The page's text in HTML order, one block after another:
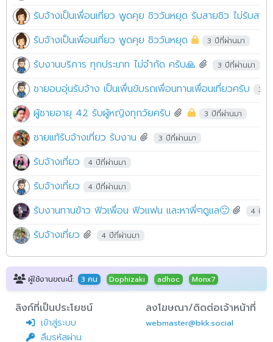
รับจ้างเป็นเพื่อนเที่ยว พูดคุย ชิววันหยุด รับสายชิว ไม่รับสาย
รับจ้างเป็นเพื่อนเที่ยว พูดคุย ชิววันหยุด
3 ปีที่ผ่านมา
รับงานบริการ ทุกประเภท ไม่จำกัด ครับ🙏 3 ปีที่ผ่านมา
ชายอบอุ่นรับจ้าง เป็นเพื่ินขับรถเพื่อนทานเพื่อนเที่ยวครับ 3 ปี
ผู้ชายอายุ 42 รับผู้หญิงทุกวัยครับ 3 ปีที่ผ่านมา
ชายเเท้รับจ้างเที่ยว รับงาน 3 ปีที่ผ่านมา
รับจ้างเที่ยว 4 ปีที่ผ่านมา
รับจ้างเที่ยว 4 ปีที่ผ่านมา
รับงานทานข้าว ฟิวเพื่อน ฟิวแฟน และหาพี่ๆดูแล🙂 4 ปีที่
รับจ้างเที่ยว 4 ปีที่ผ่านมา
ผู้ใช้งานขณะนี้: 3 คน Dophizaki adhoc Monx7
ลิงก์ที่เป็นประโยชน์
เข้าสู่ระบบ
ลืมรหัสผ่าน
ลงโฆษณา/ติดต่อเจ้าหน้าที่
webmaster@bkk.social